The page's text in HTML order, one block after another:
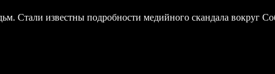
Стали известны подробности медийного скандала вокруг